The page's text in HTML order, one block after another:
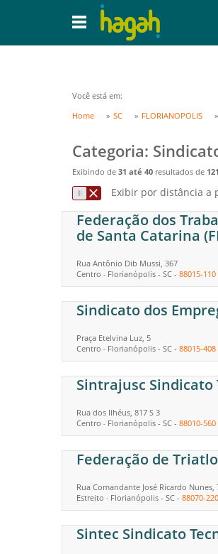
Você está em:
Home
SC FLORIANOPOLIS
Categoria:
Exibindo de 31 até 40 resultados de 121
Exibir por distância a
Federação dos
de Santa Catarina
Rua Antônio Dib Mussi, 367
Centro - Florianópolis - SC - 88015-110
Sindicato dos
Praça Etelvina Luz, 5
Centro - Florianópolis - SC - 88015-408
Sintrajusc Sindicato
Rua dos Ilhéus, 817 S 3
Centro - Florianópolis - SC - 88010-560
Federação de
Rua Comandante José Ricardo Nunes,
Estreito - Florianópolis - SC - 88070-220
Sintec Sindicato